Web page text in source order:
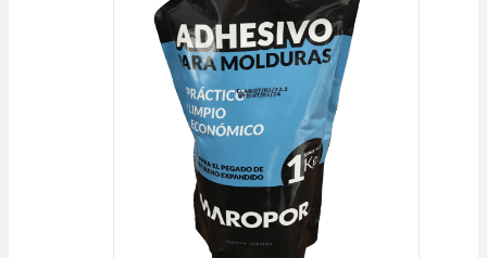
se
pueden
elegir
en
la
página